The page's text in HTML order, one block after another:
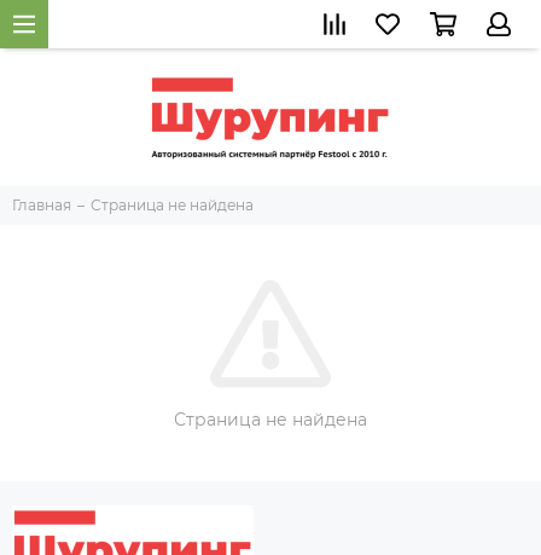
Главная Страница не найдена
Страница не найдена